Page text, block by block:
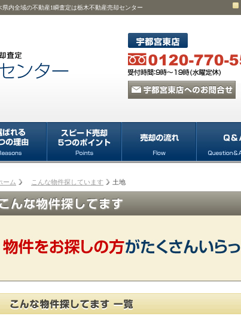
内全域の不動産1瞬査定は栃木不動産売却センター
ーム こんな物件探しています 土地